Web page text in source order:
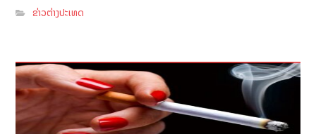
ຂ່າວຕ່າງປະເທດ